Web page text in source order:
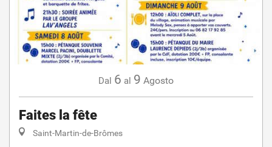
Dal 6 al 9 Agosto
Faites la fête
Saint-Martin-de-Brômes